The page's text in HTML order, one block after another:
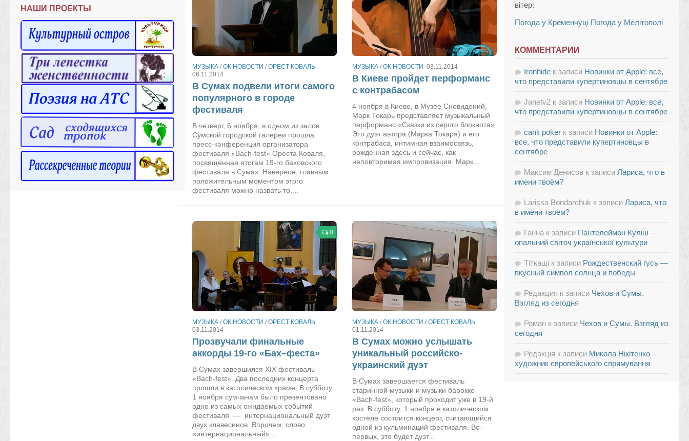
МУЗЫКА /ОК НОВОСТИ /ОРЕСТ КОВАЛЬ
06.11.2014
В Сумах подвели итоги самого
популярного в городе
фестиваля
В четверг, 6 ноября, в одном из залов
Сумской городской галереи прошла
пресс-конференция организатора
фестиваля «Bach-fest» Ореста Коваля,
посвященная итогам 19-го баховского
фестиваля в Сумах. Наверное, главным
положительным моментом этого
фестиваля можно назвать то,...
МУЗЫКА /ОК НОВОСТИ 03.11.2014
В Киеве пройдет перформанс
с контрабасом
4 ноября в Киеве, в Музее Сновидений,
Марк Токарь представляет музыкальный
перформанс «Сказки из серого блокнота».
Это дуэт автора (Марка Токаря) и его
контрабаса, интимная взаимосвязь,
рожденная здесь и сейчас, как
неповторимая импровизация. Марк...
0
МУЗЫКА /ОК НОВОСТИ /ОРЕСТ КОВАЛЬ
03.11.2014
Прозвучали финальные
аккорды 19-го «Бах–феста»
В Сумах завершился XIX фестиваль
«Bach-fest». Два последних концерта
прошли в католическом храме. В субботу
1 ноября сумчанам было презентовано
одно из самых ожидаемых событий
фестиваля — интернациональный дуэт
двух клавесинов. Впрочем, слово
«интернациональный»...
МУЗЫКА /ОК НОВОСТИ /ОРЕСТ КОВАЛЬ
01.11.2014
В Сумах можно услышать
уникальный российско-
украинский дуэт
В Сумах завершается фестиваль
старинной музыки и музыки барокко
«Bach-fest», который проходит уже в 19-й
раз. В субботу, 1 ноября в католическом
костёле состоится концерт, считающийся
одной из кульминаций фестиваля. Во-
первых, это будет дуэт...
НАШИ ПРОЕКТЫ
вітер:
Погода у Кременчуці Погода у Мелітополі
КОММЕНТАРИИ
Ironhide к записи Новинки от Apple: все,
что представили купертиновцы в сентябре
Janetv2 к записи Новинки от Apple: все,
что представили купертиновцы в сентябре
canlı poker к записи Новинки от Apple:
все, что представили купертиновцы в
сентябре
Максим Денисов к записи Лариса, что в
имени твоём?
Larissa Bondarchuk к записи Лариса, что
в имени твоём?
Ганна к записи Пантелеймон Куліш —
опальний світоч української культури
Тіткаші к записи Рождественский гусь —
вкусный символ солнца и победы
Редакция к записи Чехов и Сумы.
Взгляд из сегодня
Роман к записи Чехов и Сумы. Взгляд из
сегодня
Редакція к записи Микола Нікітенко –
художник європейського спрямування